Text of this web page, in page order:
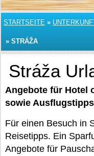
STARTSEITE »
» STRÁŽA
Stráža
Angebote für Hotel
sowie
Für einen Besuch in
Reisetipps. Ein
Angebote für